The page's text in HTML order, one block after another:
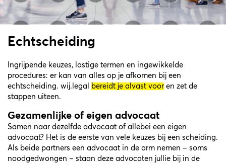
Echtscheiding
Ingrijpende keuzes, lastige termen en ingewikkelde
procedures: er kan van alles op je afkomen bij een
echtscheiding. wij.legal
bereidt je alvast voor en zet de
stappen uiteen.
Gezamenlijke of eigen advocaat
Samen naar dezelfde advocaat of allebei een eigen
advocaat? Het is de eerste van vele keuzes bij een scheiding.
Als beide partners een advocaat in de arm nemen – soms
noodgedwongen – staan deze advocaten jullie bij in de